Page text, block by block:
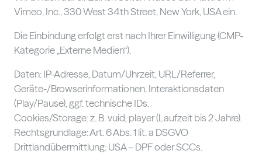
Vimeo, Inc., 330 West 34th Street, New York, USA ein.
Die Einbindung erfolgt erst nach Ihrer Einwilligung (CMP-
Kategorie „Externe Medien“).
Daten: IP-Adresse, Datum/Uhrzeit, URL/Referrer,
Geräte-/Browserinformationen, Interaktionsdaten
(Play/Pause), ggf. technische IDs.
Cookies/Storage: z. B. vuid, player (Laufzeit bis 2 Jahre).
Rechtsgrundlage: Art. 6 Abs. 1 lit. a DSGVO
Drittlandübermittlung: USA – DPF oder SCCs.